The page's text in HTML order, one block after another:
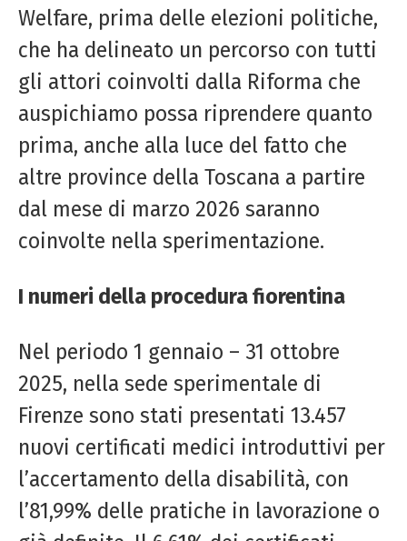
Welfare, prima delle elezioni politiche,
che ha delineato un percorso con tutti
gli attori coinvolti dalla Riforma che
auspichiamo possa riprendere quanto
prima, anche alla luce del fatto che
altre province della Toscana a partire
dal mese di marzo 2026 saranno
coinvolte nella sperimentazione.
I numeri della procedura fiorentina
Nel periodo 1 gennaio – 31 ottobre
2025, nella sede sperimentale di
Firenze sono stati presentati 13.457
nuovi certificati medici introduttivi per
l’accertamento della disabilità, con
l’81,99% delle pratiche in lavorazione o